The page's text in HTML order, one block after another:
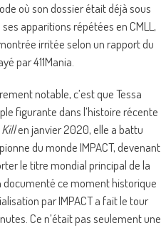
où son dossier était déjà sous
apparitions répétées en CMLL,
irritée selon un rapport du
par 411Mania.
notable, c’est que Tessa
figurante dans l’histoire récente
Killen janvier 2020, elle a battu
du monde IMPACT, devenant
le titre mondial principal de la
documenté ce moment historique
par IMPACT a fait le tour
Ce n’était pas seulement une